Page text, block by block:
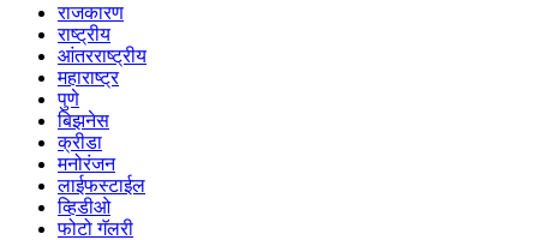
राजकारण
राष्ट्रीय
आंतरराष्ट्रीय
महाराष्ट्र
पुणे
बिझनेस
क्रीडा
मनोरंजन
लाईफस्टाईल
व्हिडीओ
फोटो गॅलरी